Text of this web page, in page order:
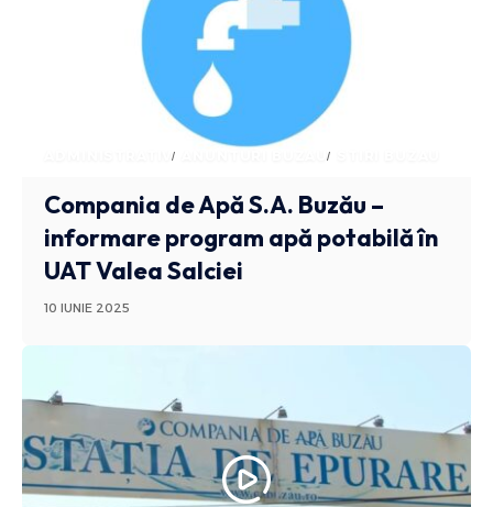
ADMINISTRATIV ANUNTURI BUZAU
Compania de Apă S.A. Buzău –
informare program apă potabilă în
UAT Valea Salciei
10 IUNIE 2025